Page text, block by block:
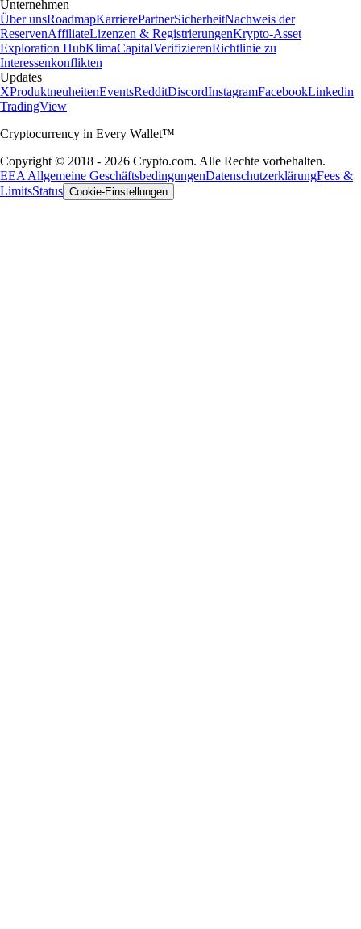
Unternehmen
Über unsRoadmapKarrierePartnerSicherheitNachweis der
ReservenAffiliateLizenzen & RegistrierungenKrypto-Asset
Exploration HubKlimaCapitalVerifizierenRichtlinie zu
Interessenkonflikten
Updates
XProduktneuheitenEventsRedditDiscordInstagramFacebookLinkedin
TradingView
Cryptocurrency in Every Wallet™
Copyright © 2018 - 2026 Crypto.com. Alle Rechte vorbehalten.
EEA Allgemeine GeschäftsbedingungenDatenschutzerklärungFees &
LimitsStatus Cookie-Einstellungen